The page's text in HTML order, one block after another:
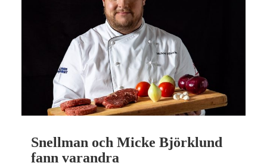
Snellman och Micke Björklund
fann varandra